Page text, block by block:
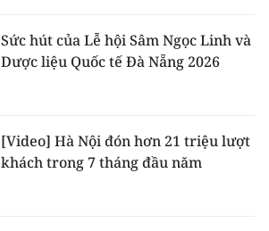
Sức hút của Lễ hội Sâm Ngọc Linh và
Dược liệu Quốc tế Đà Nẵng 2026
[Video] Hà Nội đón hơn 21 triệu lượt
khách trong 7 tháng đầu năm